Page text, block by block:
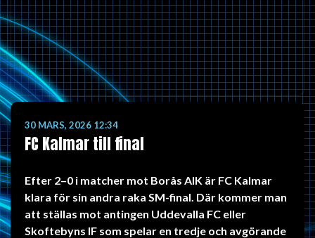
30 MARS, 2026 12:34
FC Kalmar till final
Efter 2–0 i matcher mot Borås AIK är FC Kalmar
klara för sin andra raka SM-final. Där kommer man
att ställas mot antingen Uddevalla FC eller
Skoftebyns IF som spelar en tredje och avgörande